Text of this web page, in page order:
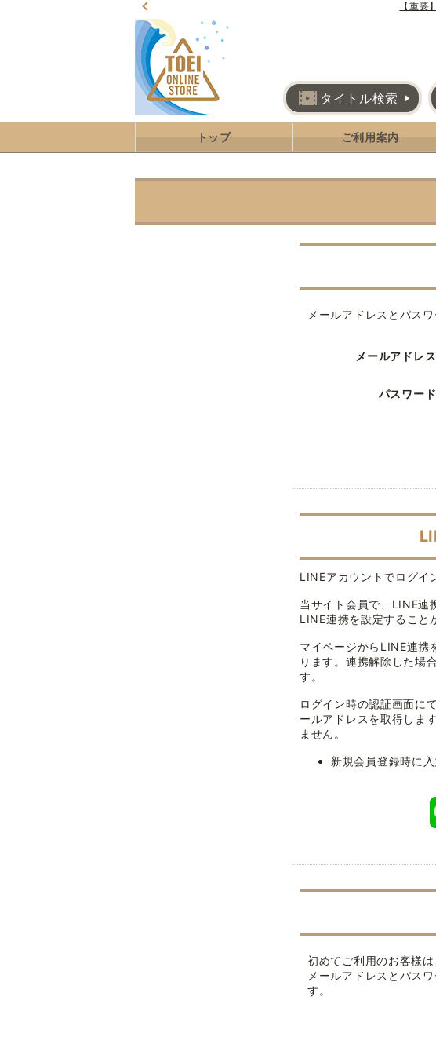
【重
タイトル検索
トップ ご利用案内
メールアドレスとパス
メールアドレス
パスワード
LINEアカウントでログイ
当サイト会員で、LINE連
LINE連携を設定すること
マイページからLINE連携
ります。連携解除した場
す。
ログイン時の認証画面に
ールアドレスを取得しま
ません。
新規会員登録時に
初めてご利用のお客様
メールアドレスとパス
す。